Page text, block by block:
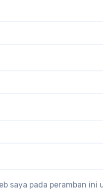
saya pada peramban